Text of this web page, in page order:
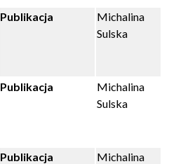
Publikacja
Michalina
Sulska
Publikacja
Michalina
Sulska
Publikacja
Michalina